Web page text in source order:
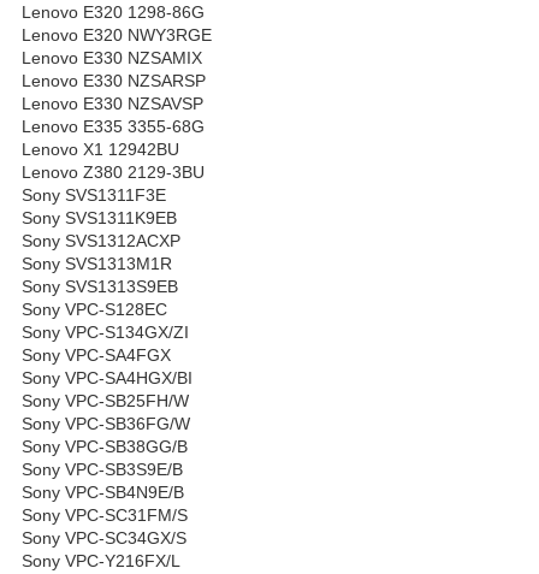
Lenovo E320 1298-86G
Lenovo E320 NWY3RGE
Lenovo E330 NZSAMIX
Lenovo E330 NZSARSP
Lenovo E330 NZSAVSP
Lenovo E335 3355-68G
Lenovo X1 12942BU
Lenovo Z380 2129-3BU
Sony SVS1311F3E
Sony SVS1311K9EB
Sony SVS1312ACXP
Sony SVS1313M1R
Sony SVS1313S9EB
Sony VPC-S128EC
Sony VPC-S134GX/ZI
Sony VPC-SA4FGX
Sony VPC-SA4HGX/BI
Sony VPC-SB25FH/W
Sony VPC-SB36FG/W
Sony VPC-SB38GG/B
Sony VPC-SB3S9E/B
Sony VPC-SB4N9E/B
Sony VPC-SC31FM/S
Sony VPC-SC34GX/S
Sony VPC-Y216FX/L